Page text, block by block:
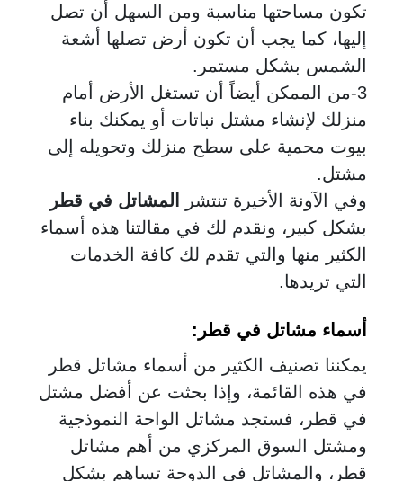
تكون مساحتها مناسبة ومن السهل أن تصل
إليها، كما يجب أن تكون أرض تصلها أشعة
الشمس بشكل مستمر.
3-من الممكن أيضاً أن تستغل الأرض أمام
منزلك لإنشاء مشتل نباتات أو يمكنك بناء
بيوت محمية على سطح منزلك وتحويله إلى
مشتل.
وفي الآونة الأخيرة تنتشر
المشاتل في قطر
بشكل كبير، ونقدم لك في مقالتنا هذه أسماء
الكثير منها والتي تقدم لك كافة الخدمات
التي تريدها.
أسماء مشاتل في قطر :
يمكننا تصنيف الكثير من أسماء مشاتل قطر
في هذه القائمة، وإذا بحثت عن أفضل مشتل
في قطر، فستجد مشاتل الواحة النموذجية
ومشتل السوق المركزي من أهم مشاتل
قطر، والمشاتل في الدوحة تساهم بشكل